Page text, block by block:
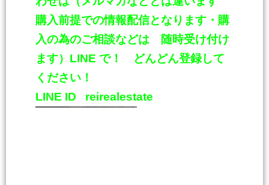
購入前提での情報配信となります・購
入の為のご相談などは 随時受け付け
ます） LINE で！ どんどん登録して
ください！
LINE ID reirealestate